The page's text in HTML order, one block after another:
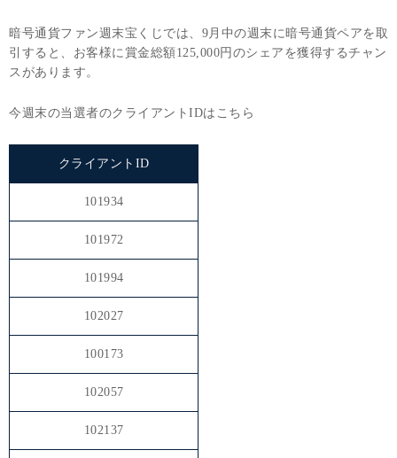
暗号通貨ファン週末宝くじでは、9月中の週末に暗号通貨ペアを取
引すると、お客様に賞金総額125,000円のシェアを獲得するチャン
スがあります。
今週末の当選者のクライアントIDはこちら
クライアントID
101934
101972
101994
102027
100173
102057
102137